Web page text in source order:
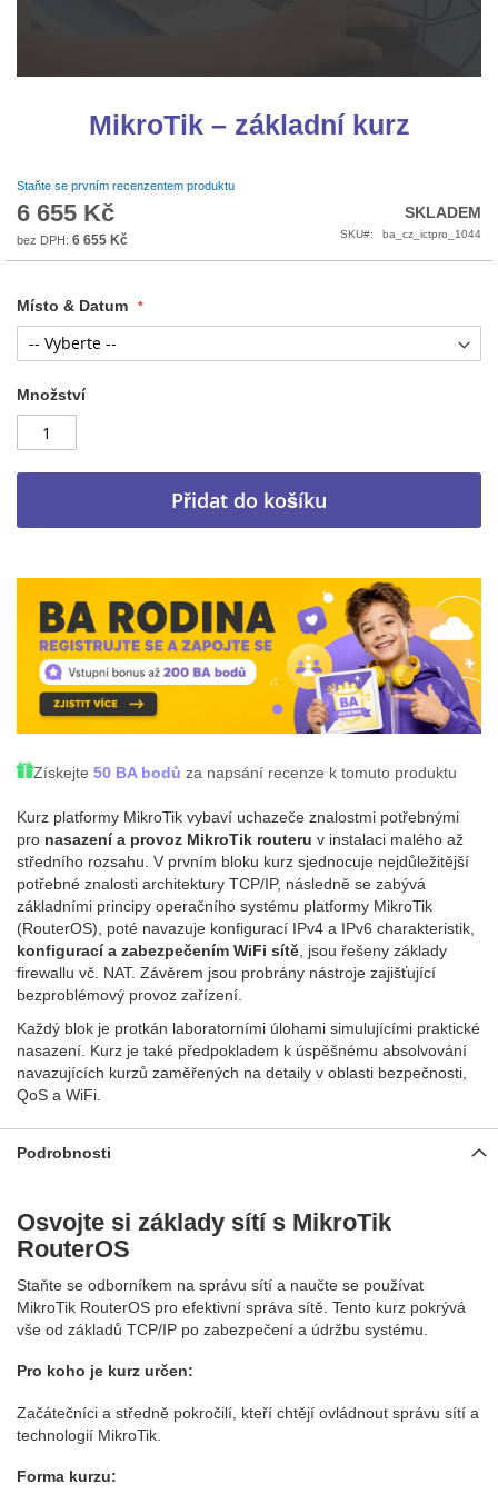
MikroTik – základní kurz
Staňte se prvním recenzentem produktu
6 655 Kč
6 655 Kč
SKLADEM
SKU ba_cz_ictpro_1044
Místo & Datum
Množství
Přidat do košíku
Získejte 50 BA bodů za napsání recenze k tomuto produktu
Kurz platformy MikroTik vybaví uchazeče znalostmi potřebnými
pro nasazení a provoz MikroTik routeru v instalaci malého až
středního rozsahu. V prvním bloku kurz sjednocuje nejdůležitější
potřebné znalosti architektury TCP/IP, následně se zabývá
základními principy operačního systému platformy MikroTik
(RouterOS), poté navazuje konfigurací IPv4 a IPv6 charakteristik,
konfigurací a zabezpečením WiFi sítě , jsou řešeny základy
firewallu vč. NAT. Závěrem jsou probrány nástroje zajišťující
bezproblémový provoz zařízení.
Každý blok je protkán laboratorními úlohami simulujícími praktické
nasazení. Kurz je také předpokladem k úspěšnému absolvování
navazujících kurzů zaměřených na detaily v oblasti bezpečnosti,
QoS a WiFi.
Podrobnosti
Osvojte si základy sítí s MikroTik
RouterOS
Staňte se odborníkem na správu sítí a naučte se používat
MikroTik RouterOS pro efektivní správa sítě. Tento kurz pokrývá
vše od základů TCP/IP po zabezpečení a údržbu systému.
Pro koho je kurz určen:
Začátečníci a středně pokročilí, kteří chtějí ovládnout správu sítí a
technologií MikroTik.
Forma kurzu: